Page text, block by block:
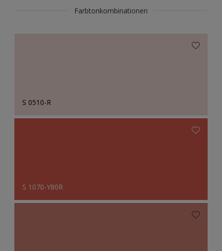
Farbtonkombinationen
S 0510-R
S 1070-Y80R